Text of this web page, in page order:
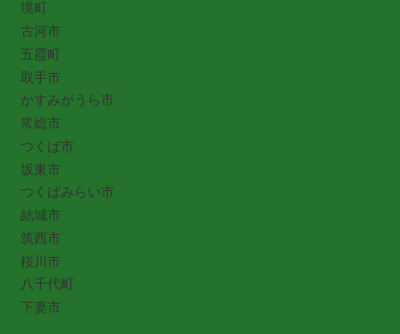
境町
古河市
五霞町
取手市
かすみがうら市
常総市
つくば市
坂東市
つくばみらい市
結城市
筑西市
桜川市
八千代町
下妻市